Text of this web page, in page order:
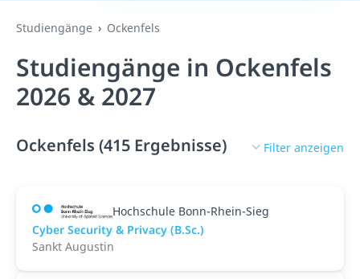
Studiengänge Ockenfels
Studiengänge in Ockenfels
2026 & 2027
Ockenfels (415 Ergebnisse) Filter anzeigen
Hochschule Bonn-Rhein-Sieg
Cyber Security & Privacy (B.Sc.)
Sankt Augustin